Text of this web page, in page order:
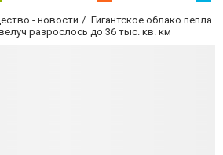
- новости
Гигантское облако пепла
разрослось до 36 тыс. кв. км